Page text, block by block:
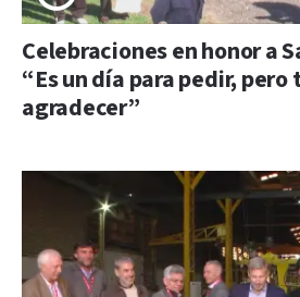
Celebraciones en honor a
“Es un día para pedir,
agradecer”